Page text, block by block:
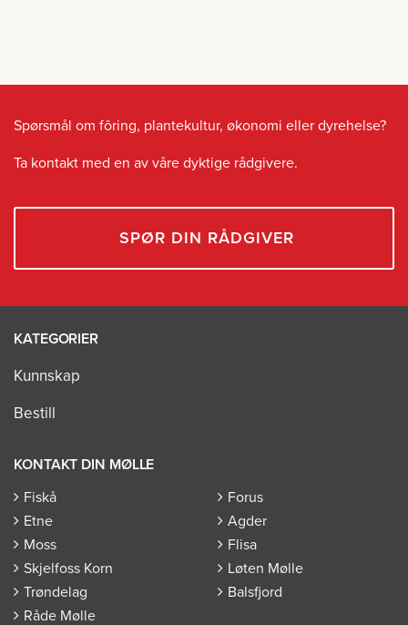
Spørsmål om fôring, plantekultur, økonomi eller dyrehelse?
Ta kontakt med en av våre dyktige rådgivere.
SPØR DIN RÅDGIVER
KATEGORIER
Kunnskap
Bestill
KONTAKT DIN MØLLE
Fiskå
Forus
Etne
Agder
Moss
Flisa
Skjelfoss Korn
Løten Mølle
Trøndelag
Balsfjord
Råde Mølle